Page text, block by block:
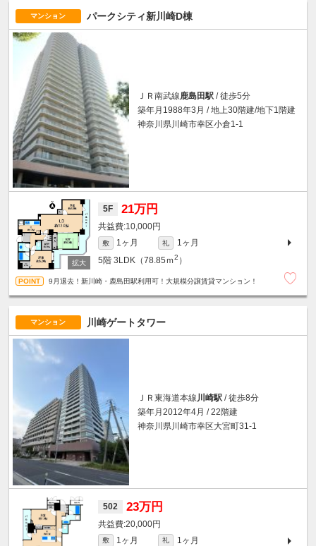
マンション パークシティ新川崎D棟
ＪＲ南武線鹿島田駅 / 徒歩5分
築年月1988年3月 / 地上30階建/地下1階建
神奈川県川崎市幸区小倉1-1
5F 21万円
10,000円
敷 1ヶ月 礼
1ヶ月
5階 3LDK（78.85ｍ2 ）
9月退去！新川崎・鹿島田駅利用可！大規模分譲賃貸マンション！
マンション 川崎ゲートタワー
ＪＲ東海道本線川崎駅 / 徒歩8分
築年月2012年4月 / 22階建
神奈川県川崎市幸区大宮町31-1
502 23万円
20,000円
敷 1ヶ月 礼
1ヶ月